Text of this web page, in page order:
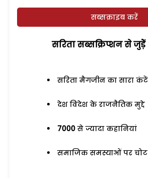
सब्सक्राइब करें
सरिता सब्सक्रिप्शन से
सरिता मैगजीन का सारा
देश विदेश के राजनैतिक मुद्दे
7000 से ज्यादा कहानियां
समाजिक समस्याओं पर